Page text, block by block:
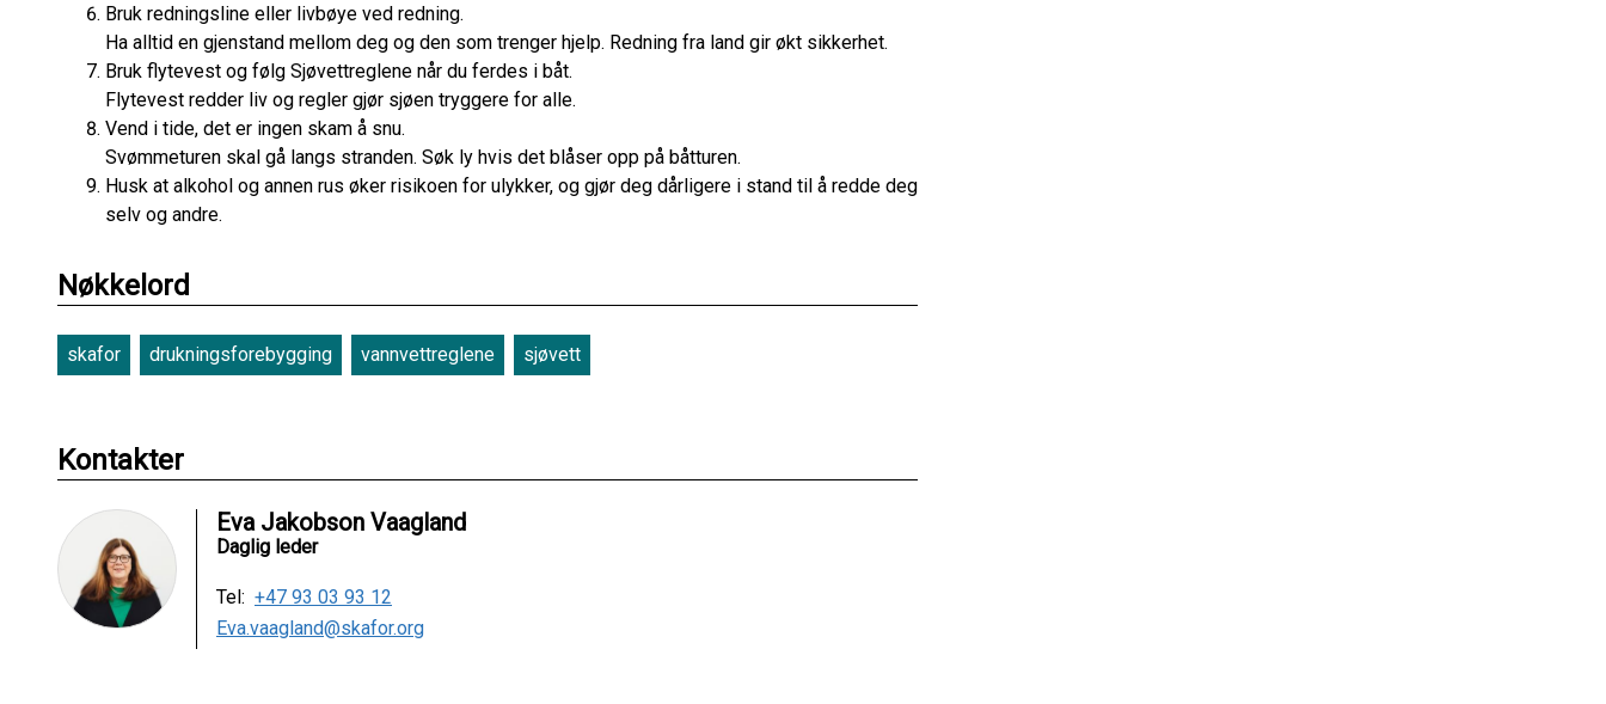
Bruk redningsline eller livbøye ved redning.
Ha alltid en gjenstand mellom deg og den som trenger hjelp. Redning fra land gir økt sikkerhet.
Bruk flytevest og følg Sjøvettreglene når du ferdes i båt.
Flytevest redder liv og regler gjør sjøen tryggere for alle.
Vend i tide, det er ingen skam å snu.
Svømmeturen skal gå langs stranden. Søk ly hvis det blåser opp på båtturen.
Husk at alkohol og annen rus øker risikoen for ulykker, og gjør deg dårligere i stand til å redde deg
selv og andre.
Nøkkelord
skafor drukningsforebygging vannvettreglene sjøvett
Kontakter
Eva Jakobson Vaagland
Daglig leder
Tel: +47 93 03 93 12
Eva.vaagland@skafor.org